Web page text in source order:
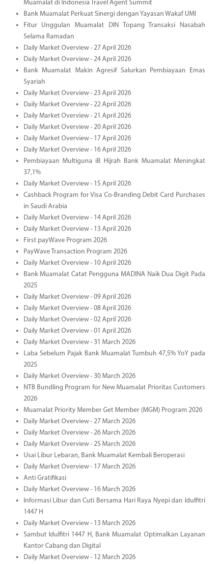
Muamalat di Indonesia Travel Agent Summit
Bank Muamalat Perkuat Sinergi dengan Yayasan Wakaf UMI
Fitur Unggulan Muamalat DIN Topang Transaksi Nasabah
Selama Ramadan
Daily Market Overview - 27 April 2026
Daily Market Overview - 24 April 2026
Bank Muamalat Makin Agresif Salurkan Pembiayaan Emas
Syariah
Daily Market Overview - 23 April 2026
Daily Market Overview - 22 April 2026
Daily Market Overview - 21 April 2026
Daily Market Overview - 20 April 2026
Daily Market Overview - 17 April 2026
Daily Market Overview - 16 April 2026
Pembiayaan Multiguna iB Hijrah Bank Muamalat Meningkat
37,1%
Daily Market Overview - 15 April 2026
Cashback Program for Visa Co-Branding Debit Card Purchases
in Saudi Arabia
Daily Market Overview - 14 April 2026
Daily Market Overview - 13 April 2026
First payWave Program 2026
PayWave Transaction Program 2026
Daily Market Overview - 10 April 2026
Bank Muamalat Catat Pengguna MADINA Naik Dua Digit Pada
2025
Daily Market Overview - 09 April 2026
Daily Market Overview - 08 April 2026
Daily Market Overview - 02 April 2026
Daily Market Overview - 01 April 2026
Daily Market Overview - 31 March 2026
Laba Sebelum Pajak Bank Muamalat Tumbuh 47,5% YoY pada
2025
Daily Market Overview - 30 March 2026
NTB Bundling Program for New Muamalat Prioritas Customers
2026
Muamalat Priority Member Get Member (MGM) Program 2026
Daily Market Overview - 27 March 2026
Daily Market Overview - 26 March 2026
Daily Market Overview - 25 March 2026
Usai Libur Lebaran, Bank Muamalat Kembali Beroperasi
Daily Market Overview - 17 March 2026
Anti Gratifikasi
Daily Market Overview - 16 March 2026
Informasi Libur dan Cuti Bersama Hari Raya Nyepi dan Idulfitri
1447 H
Daily Market Overview - 13 March 2026
Sambut Idulfitri 1447 H, Bank Muamalat Optimalkan Layanan
Kantor Cabang dan Digital
Daily Market Overview - 12 March 2026